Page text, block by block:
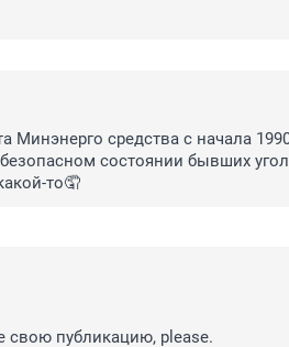
средства с начала
состоянии бывших
то🤦
свою публикацию, please.